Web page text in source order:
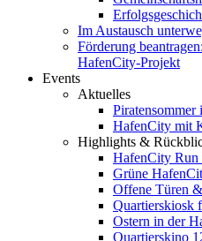
Im Austausch
Förderung
HafenCity-Projekt
Events
Aktuelles
HafenCity mit
Highlights &
HafenCity Run
Grüne
Offene Türen
Quartierskiosk
Ostern in der
Quartierskino